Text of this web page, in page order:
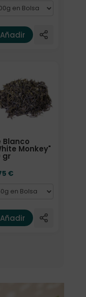
Añadir
Blanco
Monkey"
gr
€
Añadir